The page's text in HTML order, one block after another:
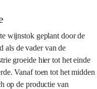
wijnstok geplant door de
als de vader van de
groeide hier tot het einde
Vanaf toen tot het midden
op de productie van